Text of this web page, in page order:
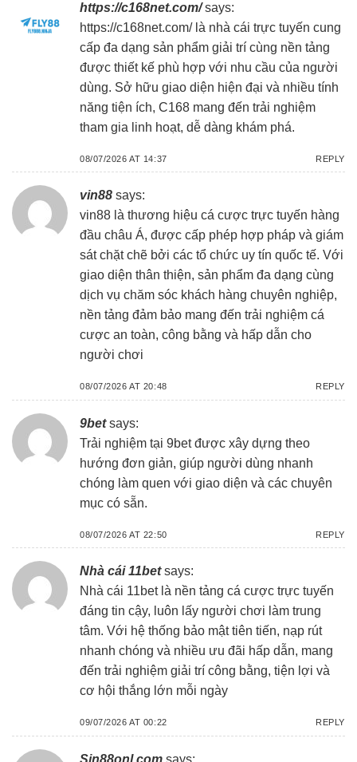
https://c168net.com/ says:
https://c168net.com/là nhà cái trực tuyến cung
cấp đa dạng sản phẩm giải trí cùng nền tảng
được thiết kế phù hợp với nhu cầu của người
dùng. Sở hữu giao diện hiện đại và nhiều tính
năng tiện ích, C168 mang đến trải nghiệm
tham gia linh hoạt, dễ dàng khám phá.
08/07/2026 AT 14:37 REPLY
vin88 says:
vin88 là thương hiệu cá cược trực tuyến hàng
đầu châu Á, được cấp phép hợp pháp và giám
sát chặt chẽ bởi các tổ chức uy tín quốc tế. Với
giao diện thân thiện, sản phẩm đa dạng cùng
dịch vụ chăm sóc khách hàng chuyên nghiệp,
nền tảng đảm bảo mang đến trải nghiệm cá
cược an toàn, công bằng và hấp dẫn cho
người chơi
08/07/2026 AT 20:48 REPLY
9bet says:
Trải nghiệm tại 9betđược xây dựng theo
hướng đơn giản, giúp người dùng nhanh
chóng làm quen với giao diện và các chuyên
mục có sẵn.
08/07/2026 AT 22:50 REPLY
Nhà cái 11bet says:
Nhà cái 11betlà nền tảng cá cược trực tuyến
đáng tin cậy, luôn lấy người chơi làm trung
tâm. Với hệ thống bảo mật tiên tiến, nạp rút
nhanh chóng và nhiều ưu đãi hấp dẫn, mang
đến trải nghiệm giải trí công bằng, tiện lợi và
cơ hội thắng lớn mỗi ngày
09/07/2026 AT 00:22 REPLY
Sin88onl com says: